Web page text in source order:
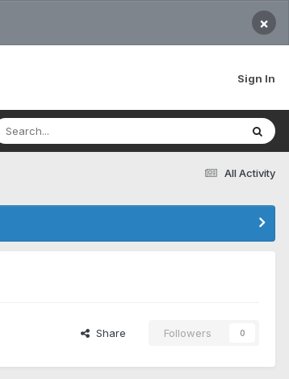
×
Sign In
All Activity
Share Followers 0